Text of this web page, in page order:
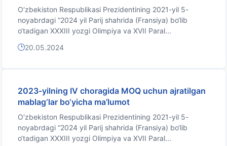
O‘zbekiston Respublikasi Prezidentining 2021-yil 5-
noyabrdagi “2024 yil Parij shahrida (Fransiya) bo‘lib
o‘tadigan XXXIII yozgi Olimpiya va XVII Paral...
20.05.2024
2023-yilning IV choragida MOQ uchun ajratilgan
mablag‘lar bo‘yicha ma’lumot
O‘zbekiston Respublikasi Prezidentining 2021-yil 5-
noyabrdagi “2024 yil Parij shahrida (Fransiya) bo‘lib
o‘tadigan XXXIII yozgi Olimpiya va XVII Paral...